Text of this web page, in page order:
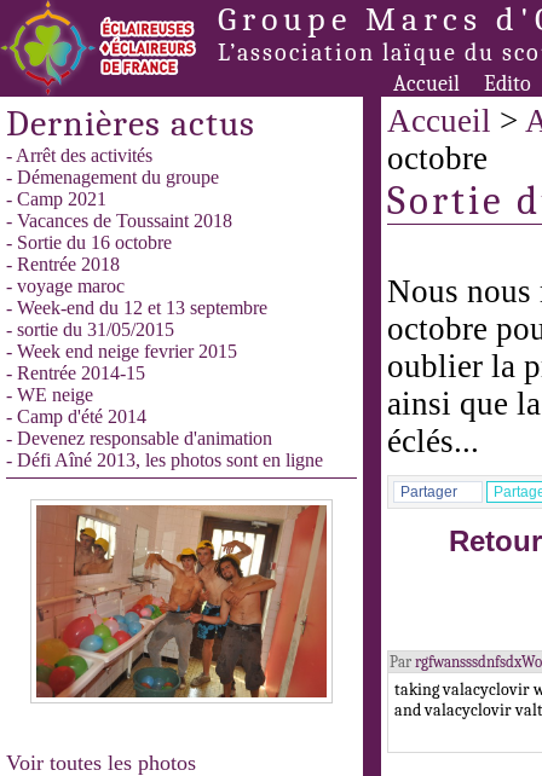
Groupe Marcs
L’association laïque du
Accueil Edito
Dernières actus
- Arrêt des activités
- Démenagement du groupe
- Camp 2021
- Vacances de Toussaint 2018
- Sortie du 16 octobre
- Rentrée 2018
- voyage maroc
- Week-end du 12 et 13 septembre
- sortie du 31/05/2015
- Week end neige fevrier 2015
- Rentrée 2014-15
- WE neige
- Camp d'été 2014
- Devenez responsable d'animation
- Défi Aîné 2013, les photos sont en ligne
Voir toutes les photos
Accueil >
octobre
Sortie
Nous nous
octobre
oublier la
ainsi que
éclés...
Partager
Par
taking valacyclovir
and valacyclovir